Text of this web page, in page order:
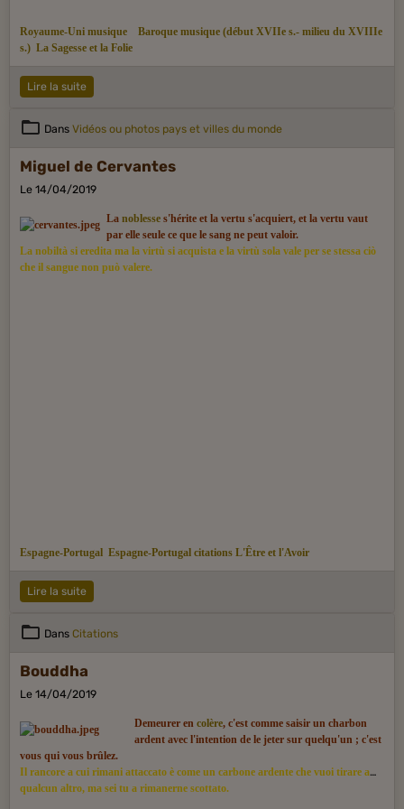
Royaume-Uni musique
Baroque musique (début XVIIe s.- milieu du XVIIIe
s.) La Sagesse et la Folie
Lire la suite
Dans Vidéos ou photos pays et villes du monde
Miguel de Cervantes
Le 14/04/2019
La noblesses'hérite et la vertu s'acquiert, et la vertu vaut
par elle seule ce que le sang ne peut valoir.
La nobiltà si eredita ma la virtù si acquista e la virtù sola vale per se stessa ciò
che il sangue non può valere.
Espagne-Portugal Espagne-Portugal citations L'Être et l'Avoir
Lire la suite
Dans Citations
Bouddha
Le 14/04/2019
Demeurer en colère, c'est comme saisir un charbon
ardent avec l'intention de le jeter sur quelqu'un ; c'est
vous qui vous brûlez.
Il rancore a cui rimani attaccato è come un carbone ardente che vuoi tirare a
qualcun altro, ma sei tu a rimanerne scottato.